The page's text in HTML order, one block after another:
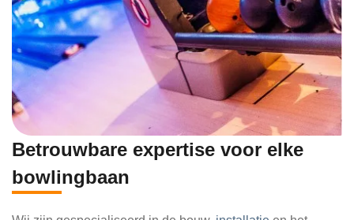
Betrouwbare expertise voor elke
bowlingbaan